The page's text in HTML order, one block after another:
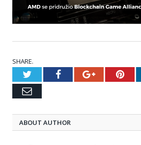
SHARE.
TwitterFacebookGoogle+
Email
ABOUT AUTHOR